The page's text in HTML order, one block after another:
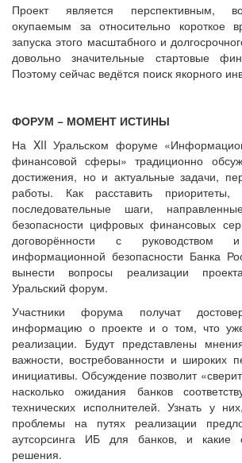
Проект является перспективным,
окупаемым за относительно короткое
запуска этого масштабного и
довольно значительные стартовые
Поэтому сейчас ведётся поиск якорного
ФОРУМ − МОМЕНТ ИСТИНЫ
На XII Уральском форуме
финансовой сферы» традиционно
достижения, но и актуальные задачи,
работы. Как расставить
последовательные шаги,
безопасности цифровых финансовых
договорённости с руководством
информационной безопасности Банка
вынести вопросы реализации
Уральский форум.
Участники форума получат
информацию о проекте и о том, что
реализации. Будут представлены
важности, востребованности и широких
инициативы. Обсуждение позволит
насколько ожидания банков
технических исполнителей. Узнать у
проблемы на путях реализации
аутсорсинга ИБ для банков, и какие
решения.